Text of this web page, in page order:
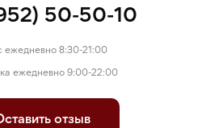
50-50-10
ежедневно 8:30-21:00
ежедневно 9:00-22:00
отзыв